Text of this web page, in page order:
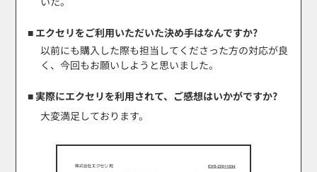
■ エクセリをご利用いただいた決め手はなんですか?
以前にも購入した際も担当してくださった方の対応が良
く、今回もお願いしようと思いました。
■ 実際にエクセリを利用されて、ご感想はいかがですか?
大変満足しております。